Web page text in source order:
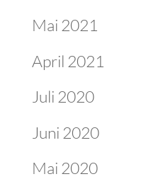
Mai 2021
April 2021
Juli 2020
Juni 2020
Mai 2020